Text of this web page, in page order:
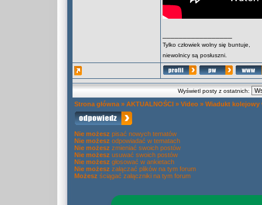
Tylko człowiek wolny się buntuje,
niewolnicy są posłuszni.
Wyświetl posty z ostatnich:
Strona główna » AKTUALNOŚCI » Video » Wiadukt kolejowy
Nie możesz pisać nowych tematów
Nie możesz odpowiadać w tematach
Nie możesz zmieniać swoich postów
Nie możesz usuwać swoich postów
Nie możesz głosować w ankietach
Nie możesz załączać plików na tym forum
Możesz ściągać załączniki na tym forum